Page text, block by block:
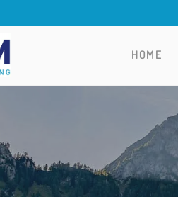
HOME